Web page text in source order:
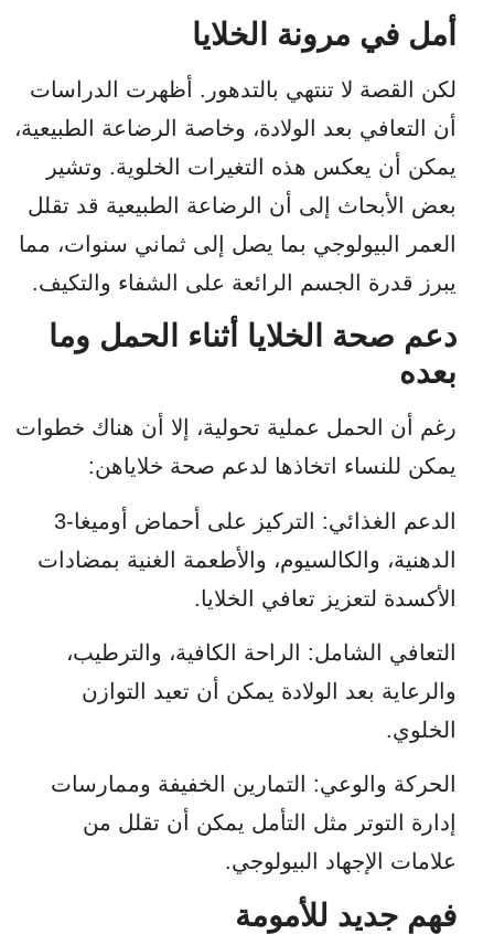
أمل في مرونة الخلايا
لكن القصة لا تنتهي بالتدهور. أظهرت الدراسات
أن التعافي بعد الولادة، وخاصة الرضاعة الطبيعية،
يمكن أن يعكس هذه التغيرات الخلوية. وتشير
بعض الأبحاث إلى أن الرضاعة الطبيعية قد تقلل
العمر البيولوجي بما يصل إلى ثماني سنوات، مما
يبرز قدرة الجسم الرائعة على الشفاء والتكيف.
دعم صحة الخلايا أثناء الحمل وما
بعده
رغم أن الحمل عملية تحولية، إلا أن هناك خطوات
يمكن للنساء اتخاذها لدعم صحة خلاياهن:
الدعم الغذائي
: التركيز على أحماض أوميغا-3
الدهنية، والكالسيوم، والأطعمة الغنية بمضادات
الأكسدة لتعزيز تعافي الخلايا.
التعافي الشامل: الراحة الكافية، والترطيب،
والرعاية بعد الولادة يمكن أن تعيد التوازن
الخلوي.
الحركة والوعي: التمارين الخفيفة وممارسات
إدارة التوتر مثل التأمل يمكن أن تقلل من
علامات الإجهاد البيولوجي.
فهم جديد للأمومة